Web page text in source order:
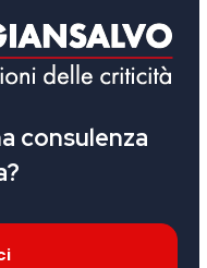
consulenza